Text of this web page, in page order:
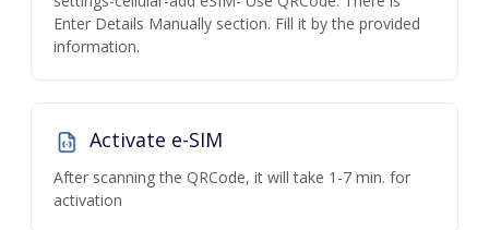
Enter Details Manually section. Fill it by the provided
information.
Activate e-SIM
After scanning the QRCode, it will take 1-7 min. for
activation